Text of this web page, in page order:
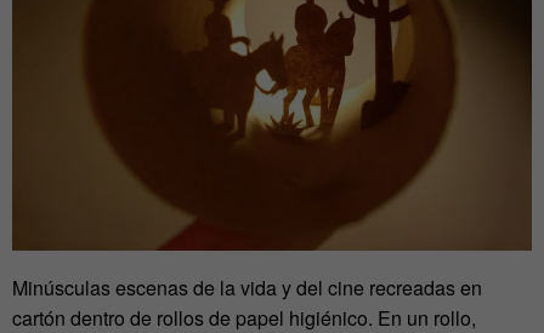
Minúsculas escenas de la vida y del cine recreadas en
cartón dentro de rollos de papel higiénico. En un rollo,